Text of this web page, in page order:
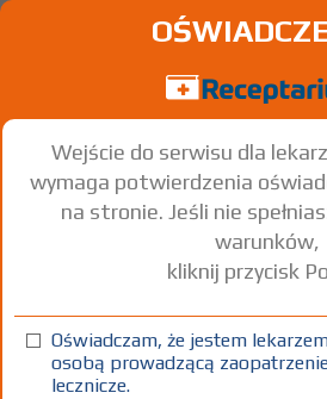
®
Risperidone
roztw. doust. 1 mg/ml 1
Wejście do serwisu dla
wymaga potwierdzenia
na stronie. Jeśli nie
warunków,
kliknij przycisk
Oświadczam, że jestem
osobą prowadzącą
lecznicze.